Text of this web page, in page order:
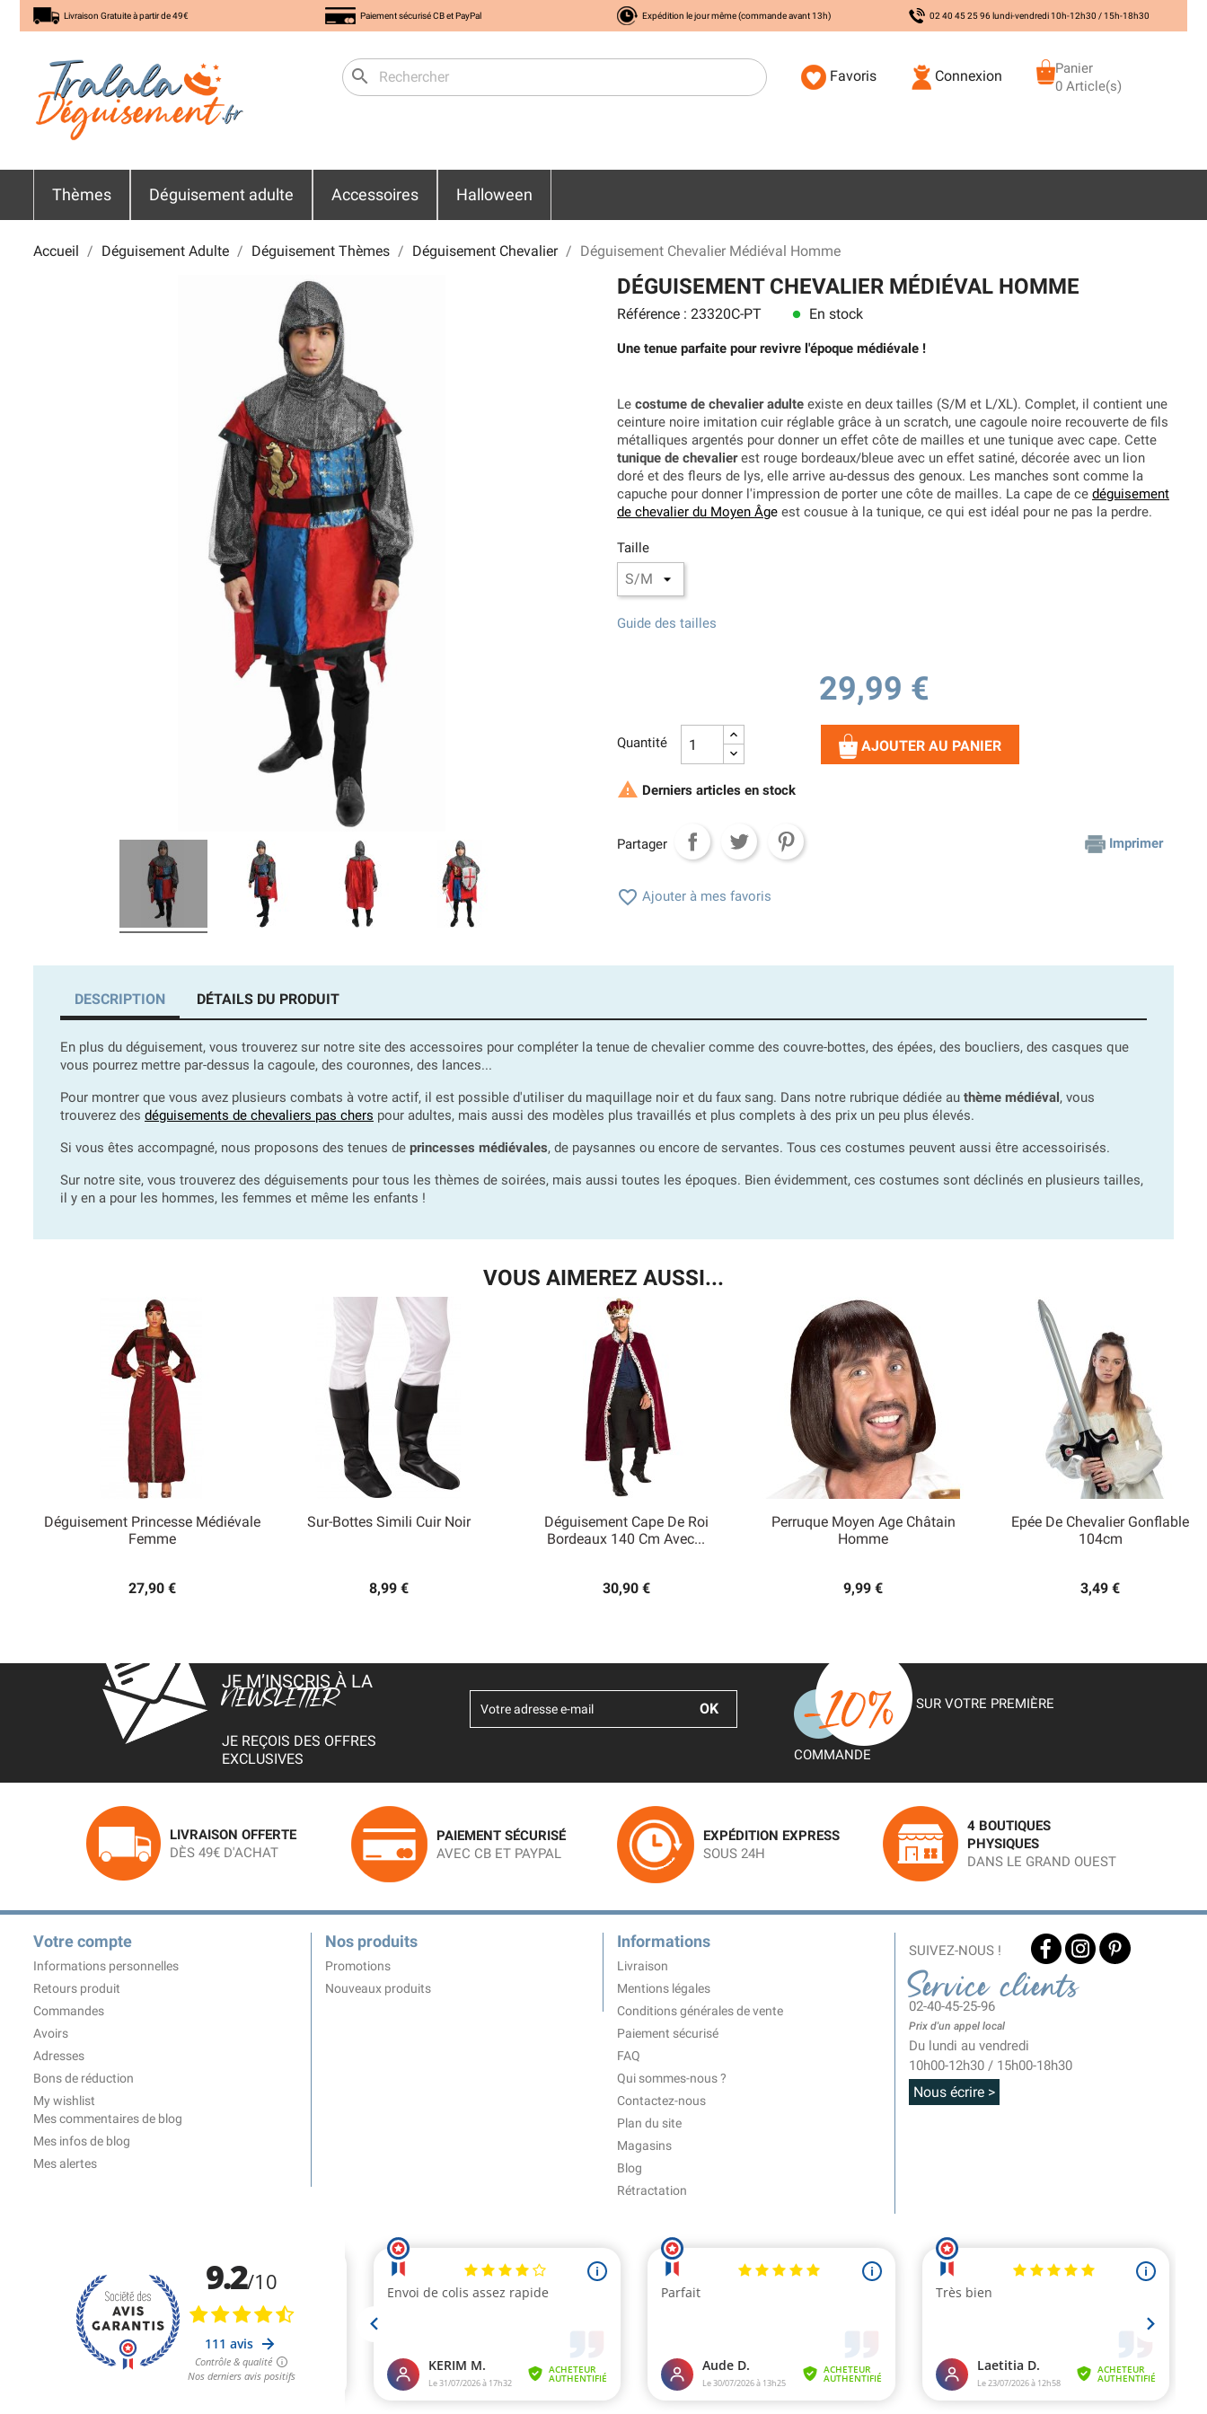
Livraison Gratuite à partir de 49€ Paiement sécurisé CB et PayPal Expédition le jour même (commande avant 13h) 02 40 45 25 96 lundi-vendredi 10h-12h30 / 15h-18h30
search Favoris Connexion
Panier
0 Article(s)
Thèmes Déguisement adulte Accessoires Halloween
Accueil Déguisement Adulte Déguisement Thèmes Déguisement Chevalier Déguisement Chevalier Médiéval Homme
DÉGUISEMENT CHEVALIER MÉDIÉVAL HOMME
Référence : 23320C-PT lens En stock
Une tenue parfaite pour revivre l'époque médiévale !
Le costume de chevalier adulte existe en deux tailles (S/M et L/XL). Complet, il contient une
ceinture noire imitation cuir réglable grâce à un scratch, une cagoule noire recouverte de fils
métalliques argentés pour donner un effet côte de mailles et une tunique avec cape. Cette
tunique de chevalierest rouge bordeaux/bleue avec un effet satiné, décorée avec un lion
doré et des fleurs de lys, elle arrive au-dessus des genoux. Les manches sont comme la
capuche pour donner l'impression de porter une côte de mailles. La cape de ce déguisement
de chevalier du Moyen Âge est cousue à la tunique, ce qui est idéal pour ne pas la perdre.
Taille
Guide des tailles
29,99 €
Quantité AJOUTER AU PANIER
 Derniers articles en stock
Partager Imprimer
 Ajouter à mes favoris
DESCRIPTION DÉTAILS DU PRODUIT
En plus du déguisement, vous trouverez sur notre site des accessoires pour compléter la tenue de chevalier comme des couvre-bottes, des épées, des boucliers, des casques que
vous pourrez mettre par-dessus la cagoule, des couronnes, des lances...
Pour montrer que vous avez plusieurs combats à votre actif, il est possible d'utiliser du maquillage noir et du faux sang. Dans notre rubrique dédiée au thème médiéval , vous
trouverez des déguisements de chevaliers pas chers pour adultes, mais aussi des modèles plus travaillés et plus complets à des prix un peu plus élevés.
Si vous êtes accompagné, nous proposons des tenues de princesses médiévales, de paysannes ou encore de servantes. Tous ces costumes peuvent aussi être accessoirisés.
Sur notre site, vous trouverez des déguisements pour tous les thèmes de soirées, mais aussi toutes les époques. Bien évidemment, ces costumes sont déclinés en plusieurs tailles,
il y en a pour les hommes, les femmes et même les enfants !
VOUS AIMEREZ AUSSI...
Déguisement Princesse Médiévale
Femme
27,90 €
Aperçu rapide
Sur-Bottes Simili Cuir Noir
8,99 €
Déguisement Cape De Roi
Bordeaux 140 Cm Avec...
30,90 €
Aperçu rapide
Perruque Moyen Age Châtain
Homme
9,99 €
Aperçu rapide
Epée De Chevalier Gonflable
104cm
3,49 €
Aperçu rapide
JE M’INSCRIS À LA
NEWSLETTER
JE REÇOIS DES OFFRES
EXCLUSIVES
SUR VOTRE PREMIÈRE
COMMANDE
LIVRAISON OFFERTE
DÈS 49€ D'ACHAT
PAIEMENT SÉCURISÉ
AVEC CB ET PAYPAL
EXPÉDITION EXPRESS
SOUS 24H
4 BOUTIQUES
PHYSIQUES
DANS LE GRAND OUEST
Votre compte
Informations personnelles
Retours produit
Commandes
Avoirs
Adresses
Bons de réduction
My wishlist
Mes commentaires de blog
Mes infos de blog
Mes alertes
Nos produits
Promotions
Nouveaux produits
Informations
Livraison
Mentions légales
Conditions générales de vente
Paiement sécurisé
FAQ
Qui sommes-nous ?
Contactez-nous
Plan du site
Magasins
Blog
Rétractation
SUIVEZ-NOUS !
Service clients
02-40-45-25-96
Prix d'un appel local
Du lundi au vendredi
10h00-12h30 / 15h00-18h30
Nous écrire >